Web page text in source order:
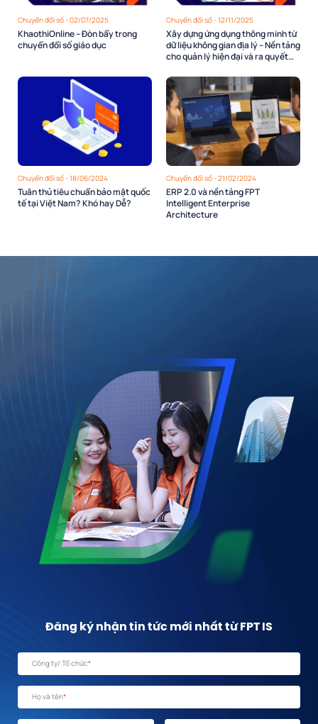
Chuyển đổi số - 02/07/2025
KhaothiOnline – Đòn bẩy trong
chuyển đổi số giáo dục
Chuyển đổi số - 12/11/2025
Xây dựng ứng dụng thông minh từ
dữ liệu không gian địa lý – Nền tảng
cho quản lý hiện đại và ra quyết
Chuyển đổi số - 18/06/2024
Tuân thủ tiêu chuẩn bảo mật quốc
tế tại Việt Nam? Khó hay Dễ?
Chuyển đổi số - 21/02/2024
ERP 2.0 và nền tảng FPT
Intelligent Enterprise
Architecture
Đăng ký nhận tin tức mới nhất từ FPT IS
Công ty/ Tổ chức*
Họ và tên*